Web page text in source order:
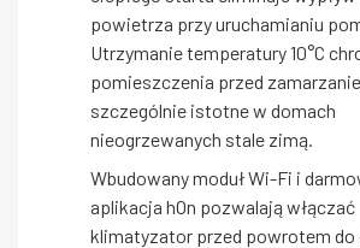
powietrza przy uruchamianiu
Utrzymanie temperatury 10°C
pomieszczenia przed
szczególnie istotne w domach
nieogrzewanych stale zimą.
Wbudowany moduł Wi-Fi i
aplikacja hOn pozwalają włączać
klimatyzator przed powrotem do